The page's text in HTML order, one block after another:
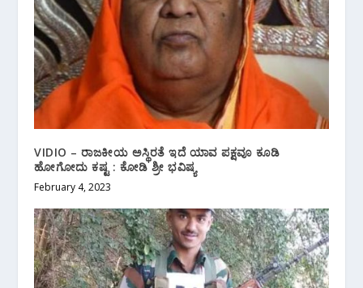
VIDIO – ರಾಜಕೀಯ ಅಸ್ಥಿರತೆ ಇದೆ ಯಾವ ಪಕ್ಷವೂ ಕೂಡಿ
ಹೋಗೋದು ಕಷ್ಟ : ಕೋಡಿ ಶ್ರೀ ಭವಿಷ್ಯ
February 4, 2023